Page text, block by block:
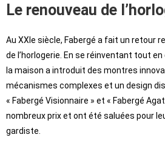
Le renouveau de
Au XXIe siècle, Fabergé a fait un retour
de l’horlogerie. En se réinventant tout
la maison a introduit des montres
mécanismes complexes et un design
« Fabergé Visionnaire » et « Fabergé
nombreux prix et ont été saluées pour
gardiste.